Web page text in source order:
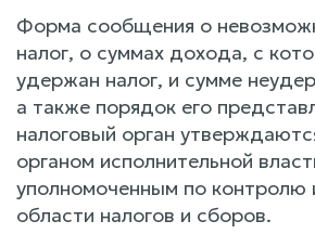
Форма сообщения о
налог, о суммах дохода, с
удержан налог, и сумме
а также порядок его
налоговый орган
органом исполнительной
уполномоченным по контролю
области налогов и сборов.